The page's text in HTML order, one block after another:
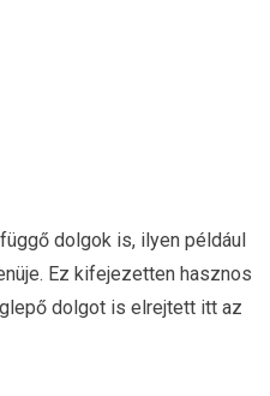
dolgok is, ilyen például
Ez kifejezetten hasznos
dolgot is elrejtett itt az